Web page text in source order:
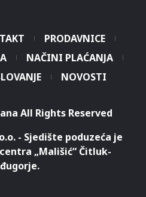
PRODAVNICE
NAČINI PLAĆANJA
NOVOSTI
All Rights Reserved
- Sjedište poduzeća je
„Mališić“ Čitluk-